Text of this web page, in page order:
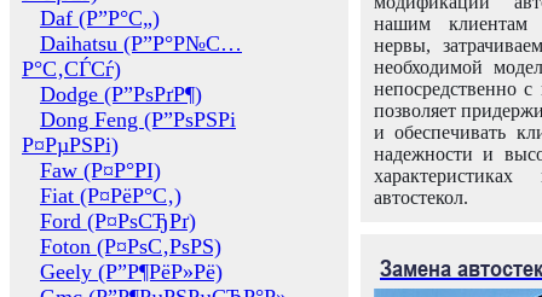
Daf (Р”Р°С„)
Daihatsu (Р”Р°Р№С…
Р°С‚СЃСѓ)
Dodge (Р”РѕРґР¶)
Dong Feng (Р”РѕРЅРі
Р¤РµРЅРі)
Faw (Р¤Р°РІ)
Fiat (Р¤РёР°С‚)
Ford (Р¤РѕСЂРґ)
Foton (Р¤РѕС‚РѕРЅ)
Geely (Р”Р¶РёР»Рё)
нашим клиентам
нервы,
необходимой
непосредственно
позволяет
и обеспечивать
надежности и
автостекол.
Замена